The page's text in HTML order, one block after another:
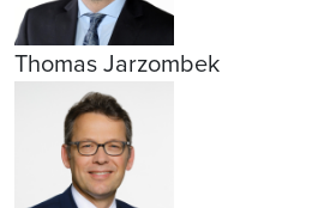
Thomas Jarzombek